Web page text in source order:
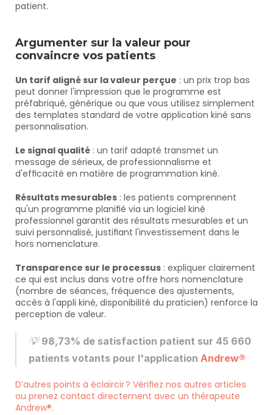
patient.
Argumenter sur la valeur pour
convaincre vos patients
Un tarif aligné sur la valeur perçue : un prix trop bas
peut donner l'impression que le programme est
préfabriqué, générique ou que vous utilisez simplement
des templates standard de votre application kiné sans
personnalisation.
Le signal qualité : un tarif adapté transmet un
message de sérieux, de professionnalisme et
d'efficacité en matière de programmation kiné.
Résultats mesurables : les patients comprennent
qu'un programme planifié via un logiciel kiné
professionnel garantit des résultats mesurables et un
suivi personnalisé, justifiant l'investissement dans le
hors nomenclature.
Transparence sur le processus : expliquer clairement
ce qui est inclus dans votre offre hors nomenclature
(nombre de séances, fréquence des ajustements,
accès à l'appli kiné, disponibilité du praticien) renforce la
perception de valeur.
💡 98,73% de satisfaction patient sur 45 660
patients votants pour l'application Andrew®
D’autres points à éclaircir ? Vérifiez nos autres articles
ou prenez contact directement avec un thérapeute
Andrew®.